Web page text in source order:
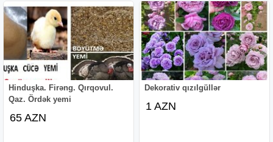
Hinduşka. Firəng. Qırqovul.
Qaz. Ördək yemi
65 AZN
Dekorativ qızılgüllər
1 AZN